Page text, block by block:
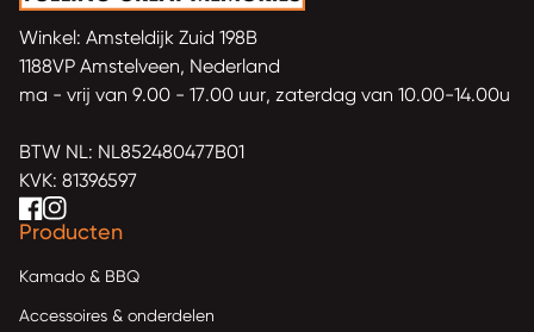
Winkel: Amsteldijk Zuid 198B
1188VP Amstelveen, Nederland
ma - vrij van 9.00 - 17.00 uur, zaterdag van 10.00-14.00u
BTW NL: NL852480477B01
KVK: 81396597
Facebook
(link opent in nieuw tabblad/venster)
(link opent in nieuw tabblad/venster)
Instagram
(link opent in nieuw tabblad/venster)
(link opent in nieuw tabblad/venster)
Producten
Kamado & BBQ
Accessoires & onderdelen